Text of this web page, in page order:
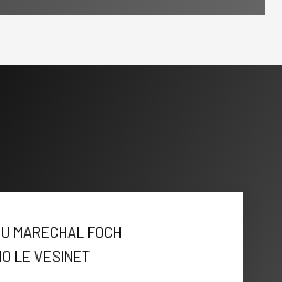
VOITURE
MARECHAL FOCH
LE VESINET